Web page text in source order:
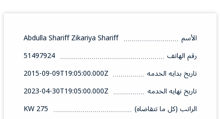
الأسم
Abdulla Shariff Zikariya Shariff
رقم الهاتف
51497924
تاريخ بدايه الخدمه
2015-09-09T19:05:00.000Z
تاريخ نهايه الخدمه
2023-04-30T19:05:00.000Z
الراتب (كل ما تتقاضاه)
275 KW